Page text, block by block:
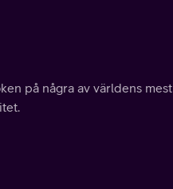
på några av världens mest